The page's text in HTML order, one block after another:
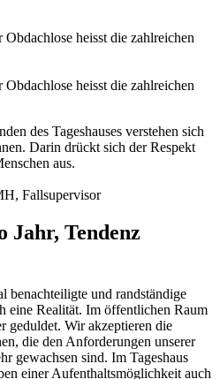
Obdachlose heisst die zahlreichen
Obdachlose heisst die zahlreichen
des Tageshauses verstehen sich
Darin drückt sich der Respekt
aus.
Fallsupervisor
Jahr, Tendenz
benachteiligte und randständige
eine Realität. Im öffentlichen Raum
geduldet. Wir akzeptieren die
die den Anforderungen unserer
gewachsen sind. Im Tageshaus
einer Aufenthaltsmöglichkeit auch